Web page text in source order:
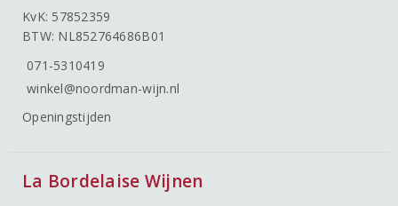
KvK: 57852359
BTW: NL852764686B01
071-5310419
winkel@noordman-wijn.nl
Openingstijden
La Bordelaise Wijnen